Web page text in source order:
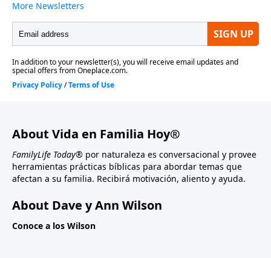
About Vida en Familia Hoy®
FamilyLife Today® por naturaleza es conversacional y provee
herramientas prácticas bíblicas para abordar temas que
afectan a su familia. Recibirá motivación, aliento y ayuda.
About Dave y Ann Wilson
Conoce a los Wilson